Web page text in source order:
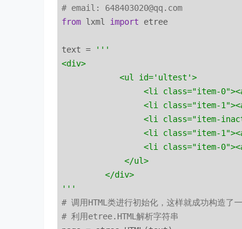
# email: 648403020@qq.com
from lxml import etree
text =
'''
<div>
            <ul id='ultest'>
<li class="item-
<li class="item-
<li class="item-
<li class="item-
<li class="item-
             </ul>
         </div>
'''
# 调用HTML类进行初始化，这样就成功构造了
# 利用etree.HTML解析字符串